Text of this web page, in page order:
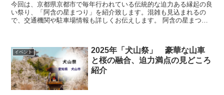
今回は、京都県京都市で毎年行われている伝統的な迫力ある縁起の良
い祭り、「阿含の星まつり」を紹介致します。混雑も見込まれるの
で、交通機関や駐車場情報も詳しくお伝えします。 阿含の星まつり
イベント
2025年「犬山祭」 豪華な山車
と桜の融合、迫力満点の見どころ
紹介